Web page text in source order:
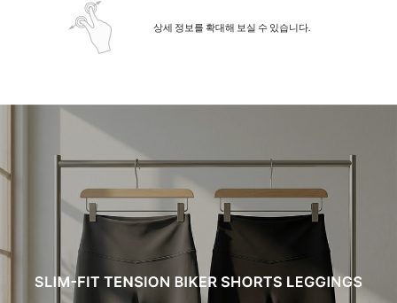
상세 정보를 확대해 보실 수 있습니다.